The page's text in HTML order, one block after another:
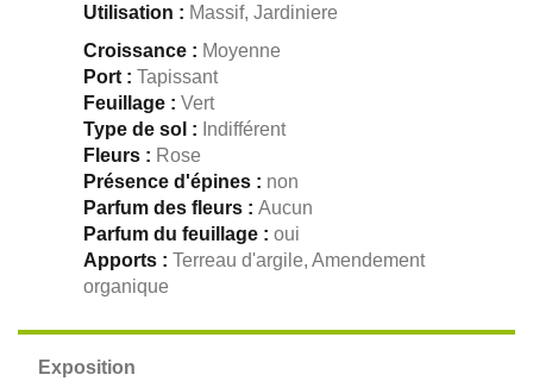
Utilisation : Massif, Jardiniere
Croissance : Moyenne
Port : Tapissant
Feuillage : Vert
Type de sol : Indifférent
Fleurs : Rose
Présence d'épines : non
Parfum des fleurs : Aucun
Parfum du feuillage : oui
Apports : Terreau d'argile, Amendement
organique